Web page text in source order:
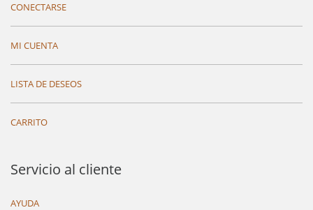
CONECTARSE
MI CUENTA
LISTA DE DESEOS
CARRITO
Servicio al cliente
AYUDA